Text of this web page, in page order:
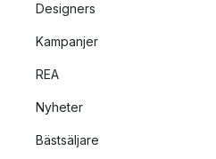
Designers
Kampanjer
REA
Nyheter
Bästsäljare